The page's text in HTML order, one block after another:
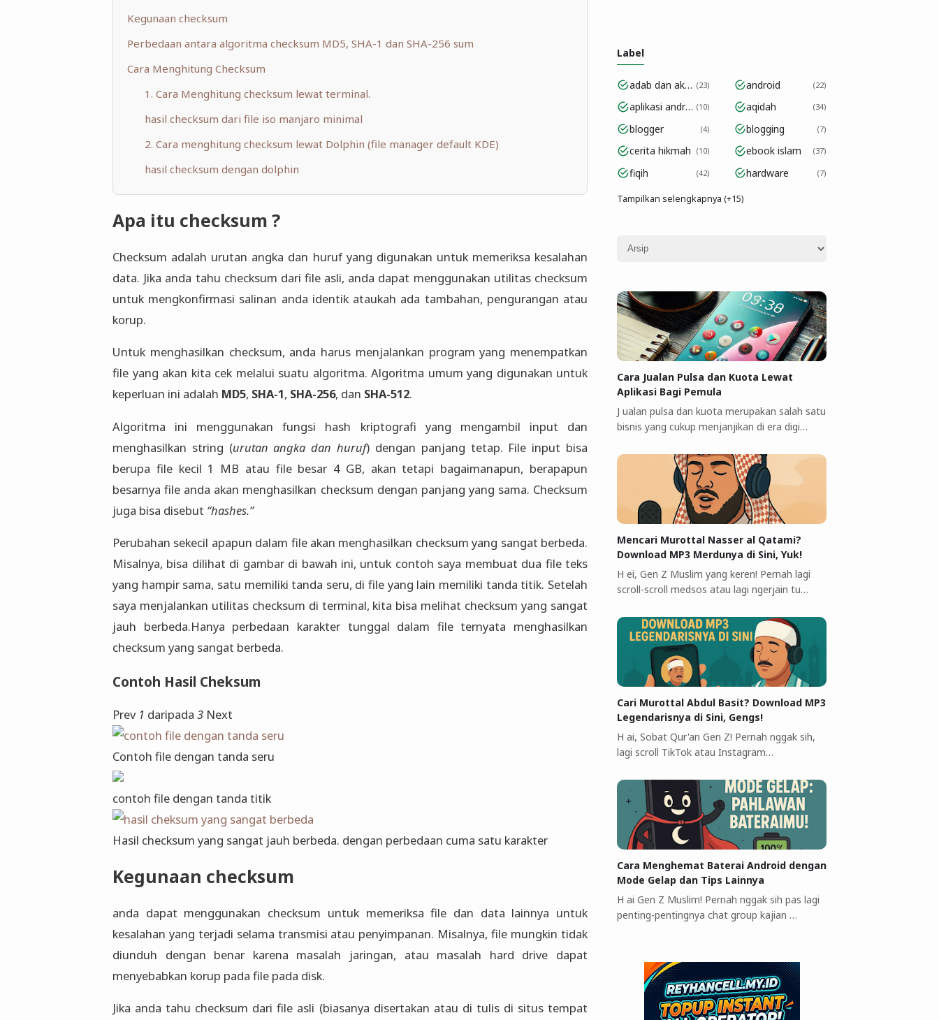
Kegunaan checksum
Perbedaan antara algoritma checksum MD5, SHA-1 dan SHA-256 sum
Cara Menghitung Checksum
1. Cara Menghitung checksum lewat terminal.
hasil checksum dari file iso manjaro minimal
2. Cara menghitung checksum lewat Dolphin (file manager default KDE)
hasil checksum dengan dolphin
Apa itu checksum ?
Checksum adalah urutan angka dan huruf yang digunakan untuk memeriksa kesalahan
data. Jika anda tahu checksum dari file asli, anda dapat menggunakan utilitas checksum
untuk mengkonfirmasi salinan anda identik ataukah ada tambahan, pengurangan atau
korup.
Untuk menghasilkan checksum, anda harus menjalankan program yang menempatkan
file yang akan kita cek melalui suatu algoritma. Algoritma umum yang digunakan untuk
keperluan ini adalah MD5, SHA-1, SHA-256, dan SHA-512.
Algoritma ini menggunakan fungsi hash kriptografi yang mengambil input dan
menghasilkan string (urutan angka dan huruf) dengan panjang tetap. File input bisa
berupa file kecil 1 MB atau file besar 4 GB, akan tetapi bagaimanapun, berapapun
besarnya file anda akan menghasilkan checksum dengan panjang yang sama. Checksum
juga bisa disebut “hashes.”
Perubahan sekecil apapun dalam file akan menghasilkan checksum yang sangat berbeda.
Misalnya, bisa dilihat di gambar di bawah ini, untuk contoh saya membuat dua file teks
yang hampir sama, satu memiliki tanda seru, di file yang lain memiliki tanda titik. Setelah
saya menjalankan utilitas checksum di terminal, kita bisa melihat checksum yang sangat
jauh berbeda.Hanya perbedaan karakter tunggal dalam file ternyata menghasilkan
checksum yang sangat berbeda.
Contoh Hasil Cheksum
Prev 1 daripada 3 Next
Contoh file dengan tanda seru
contoh file dengan tanda titik
Hasil checksum yang sangat jauh berbeda. dengan perbedaan cuma satu karakter
Kegunaan checksum
anda dapat menggunakan checksum untuk memeriksa file dan data lainnya untuk
kesalahan yang terjadi selama transmisi atau penyimpanan. Misalnya, file mungkin tidak
diunduh dengan benar karena masalah jaringan, atau masalah hard drive dapat
menyebabkan korup pada file pada disk.
Jika anda tahu checksum dari file asli (biasanya disertakan atau di tulis di situs tempat
Label
adab dan akhlak 23 android 22
aplikasi android 10 aqidah 34
blogger 4 blogging 7
cerita hikmah 10 ebook islam 37
fiqih 42 hardware 7
Tampilkan selengkapnya (+15)
Cara Jualan Pulsa dan Kuota Lewat
Aplikasi Bagi Pemula
J ualan pulsa dan kuota merupakan salah satu
bisnis yang cukup menjanjikan di era digi…
Mencari Murottal Nasser al Qatami?
Download MP3 Merdunya di Sini, Yuk!
H ei, Gen Z Muslim yang keren! Pernah lagi
scroll-scroll medsos atau lagi ngerjain tu…
Cari Murottal Abdul Basit? Download MP3
Legendarisnya di Sini, Gengs!
H ai, Sobat Qur'an Gen Z! Pernah nggak sih,
lagi scroll TikTok atau Instagram…
Cara Menghemat Baterai Android dengan
Mode Gelap dan Tips Lainnya
H ai Gen Z Muslim! Pernah nggak sih pas lagi
penting-pentingnya chat group kajian …